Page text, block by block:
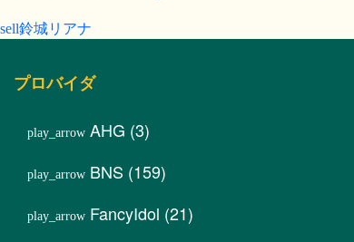
鈴城リアナ
プロバイダ
AHG (3)
BNS (159)
FancyIdol (21)